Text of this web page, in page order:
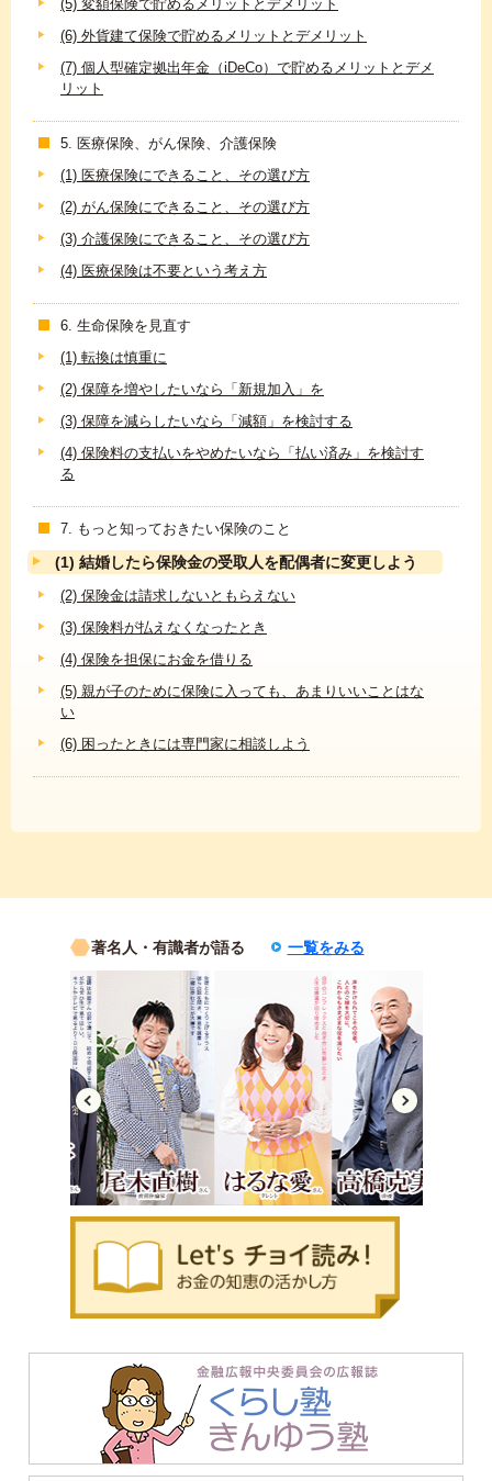
(5) 変額保険で貯めるメリットとデメリット
(6) 外貨建て保険で貯めるメリットとデメリット
(7) 個人型確定拠出年金（iDeCo）で貯めるメリットとデメ
リット
5. 医療保険、がん保険、介護保険
(1) 医療保険にできること、その選び方
(2) がん保険にできること、その選び方
(3) 介護保険にできること、その選び方
(4) 医療保険は不要という考え方
6. 生命保険を見直す
(1) 転換は慎重に
(2) 保障を増やしたいなら「新規加入」を
(3) 保障を減らしたいなら「減額」を検討する
(4) 保険料の支払いをやめたいなら「払い済み」を検討す
る
7. もっと知っておきたい保険のこと
(1) 結婚したら保険金の受取人を配偶者に変更しよう
(2) 保険金は請求しないともらえない
(3) 保険料が払えなくなったとき
(4) 保険を担保にお金を借りる
(5) 親が子のために保険に入っても、あまりいいことはな
い
(6) 困ったときには専門家に相談しよう
著名人・有識者が語る 一覧をみる